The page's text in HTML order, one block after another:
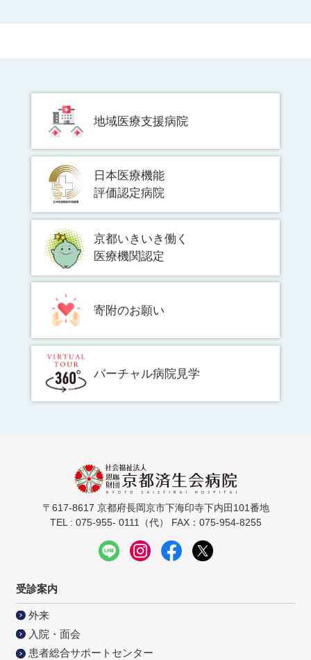
地域医療支援病院
日本医療機能
評価認定病院
京都いきいき働く
医療機関認定
寄附のお願い
バーチャル病院見学
〒617-8617 京都府長岡京市下海印寺下内田101番地
TEL : 075-955- 0111（代） FAX：075-954-8255
受診案内
外来
入院・面会
患者総合サポートセンター